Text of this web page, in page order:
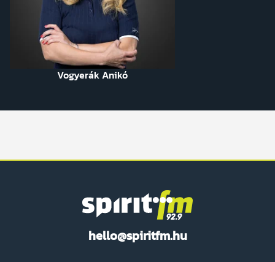
Vogyerák Anikó
hello@spiritfm.hu
FM